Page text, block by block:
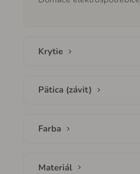
Krytie
Pätica (závit)
Farba
Materiál